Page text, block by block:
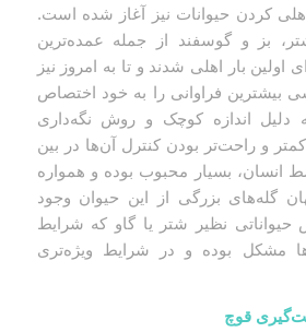
اهلی کردن حیوانات نیز آغاز شده است.
بز و گوسفند از جمله عمده‌ترین
اولین بار اهلی شدند و تا به امروز نیز
بیشترین فراوانی را به خود اختصاص
دلیل اندازه کوچک و روش نگه‌داری
و راحت‌تر بودن کنترل آن‌ها در بین
انسان، بسیار محبوب بوده و همواره
گله‌های بزرگی از این حیوان وجود
حیواناتی نظیر شتر یا گاو که شرایط
مشکل بوده و در شرایط ویژه‌تری
قوچ